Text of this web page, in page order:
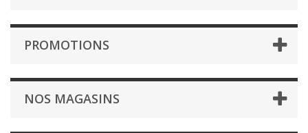
PROMOTIONS
NOS MAGASINS